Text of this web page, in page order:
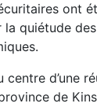
ont
quiétude
centre d’une
de